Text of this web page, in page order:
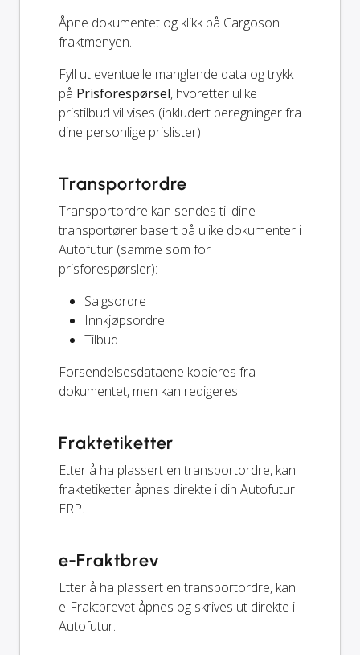
Åpne dokumentet og klikk på Cargoson
fraktmenyen.
Fyll ut eventuelle manglende data og trykk
på Prisforespørsel, hvoretter ulike
pristilbud vil vises (inkludert beregninger fra
dine personlige prislister).
Transportordre
Transportordre kan sendes til dine
transportører basert på ulike dokumenter i
Autofutur (samme som for
prisforespørsler):
Salgsordre
Innkjøpsordre
Tilbud
Forsendelsesdataene kopieres fra
dokumentet, men kan redigeres.
Fraktetiketter
Etter å ha plassert en transportordre, kan
fraktetiketter åpnes direkte i din Autofutur
ERP.
e-Fraktbrev
Etter å ha plassert en transportordre, kan
e-Fraktbrevet åpnes og skrives ut direkte i
Autofutur.